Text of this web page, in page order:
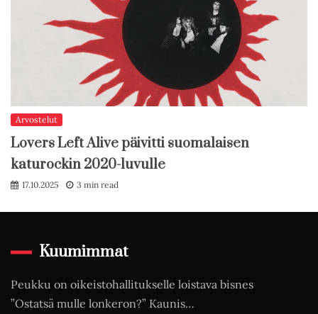
Arvostelut
Lovers Left Alive päivitti suomalaisen
katurockin 2020-luvulle
17.10.2025 3 min read
Kuumimmat
Peukku on oikeistohallitukselle loistava bisnes
”Ostatsä mulle lonkeron?” Kaunis…